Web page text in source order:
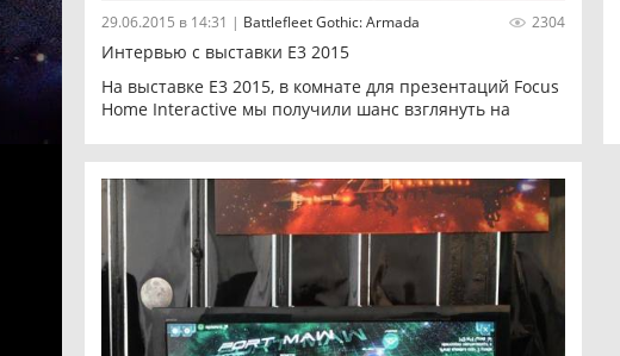
29.06.2015 в 14:31 | Battlefleet Gothic: Armada 2304
Интервью с выставки E3 2015
На выставке E3 2015, в комнате для презентаций Focus
Home Interactive мы получили шанс взглянуть на
Workshop, знаменитой настольной игры с тем же
названием. Игра разрабатывается французскими
разработчиками Tindalos Interactive и они надеются
принести что-то новое игрокам в мире стратегических
сражений космических кораблей. Команда описывает
игру как противостояние армады Императорского
флота против угрожающего ей Абаддона, лидера
Черного Легиона.